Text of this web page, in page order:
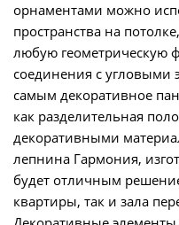
орнаментами можно
пространства на
любую геометрическую
соединения с угловыми
самым декоративное
как разделительная
декоративными
лепнина Гармония,
будет отличным
квартиры, так и зала